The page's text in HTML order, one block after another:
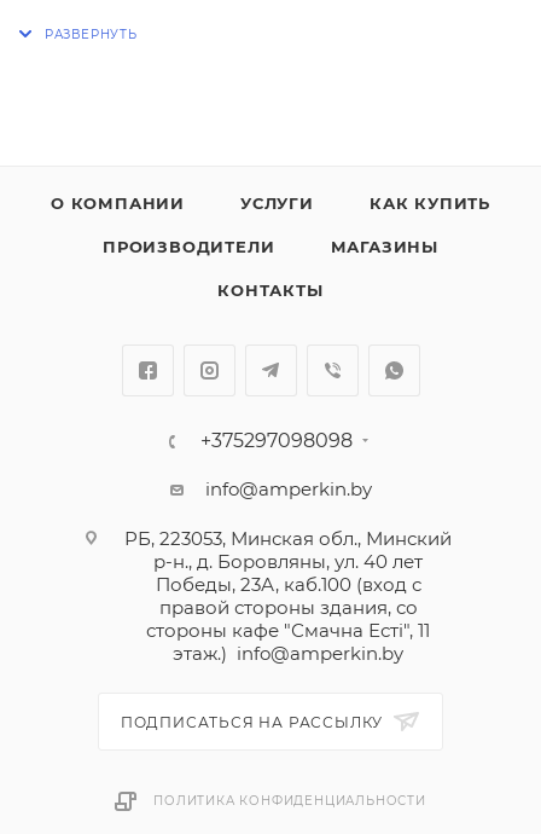
Многие дизайнеры отмечают, что
хорошо вписываются как в классический интерьер,
так и в современный, оформленный в стиле
выпускаются в 5 цветах, а цветовых вариантов
В изготовлении выключателей и рамок
привычные всем, но и дерево, искусственный
камень и даже кожа.
О КОМПАНИИ УСЛУГИ КАК КУПИТЬ
ПРОИЗВОДИТЕЛИ МАГАЗИНЫ
КОНТАКТЫ
+375297098098
info@amperkin.by
РБ, 223053, Минская обл., Минский
р-н., д. Боровляны, ул. 40 лет
Победы, 23А, каб.100 (вход с
правой стороны здания, со
стороны кафе "Смачна Естi", 11
этаж.) info@amperkin.by
ПОДПИСАТЬСЯ НА РАССЫЛКУ
ПОЛИТИКА КОНФИДЕНЦИАЛЬНОСТИ